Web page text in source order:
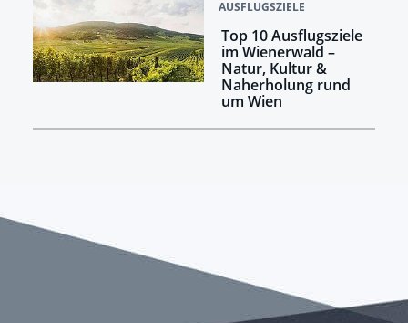
AUSFLUGSZIELE
Top 10 Ausflugsziele
im Wienerwald –
Natur, Kultur &
Naherholung rund
um Wien